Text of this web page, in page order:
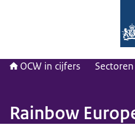
OCW in cijfers Sectoren
Rainbow